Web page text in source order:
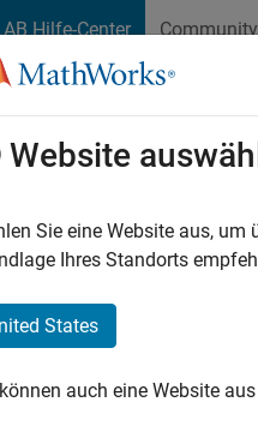
Hilfe-Center Community
SDK
Server
Server
Website
Sie eine Website aus,
Ihres Standorts
States
auch eine Website